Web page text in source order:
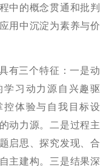
中的概念贯通和批判
用中沉淀为素养与价
三个特征：一是动
学习动力源自兴趣驱
体验与自我目标设
动力源。二是过程主
启思、探究发现、合
主建构。三是结果深